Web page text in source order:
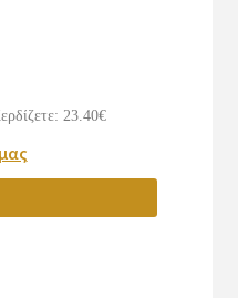
είναι:
23.40€